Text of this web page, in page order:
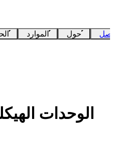
الموارد حول
الوحدات